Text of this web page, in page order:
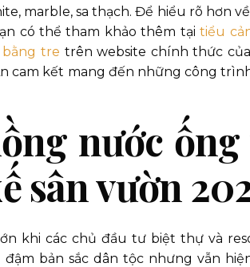
marble, sa thạch. Để hiểu rõ hơn
có thể tham khảo thêm tạitiểu
tre trên website chính thức
cam kết mang đến những công
nước
sân vườn
khi các chủ đầu tư biệt thự và
bản sắc dân tộc nhưng vẫn